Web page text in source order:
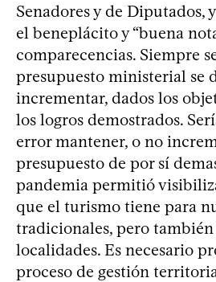
Senadores y de Diputados,
el beneplácito y “buena
comparecencias. Siempre
presupuesto ministerial se
incrementar, dados los
los logros demostrados.
error mantener, o no
presupuesto de por sí
pandemia permitió
que el turismo tiene para
tradicionales, pero
localidades. Es necesario
proceso de gestión